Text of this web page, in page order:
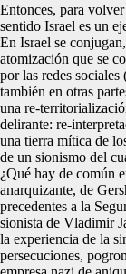
Entonces, para
sentido Israel es un
En Israel se
atomización que se
por las redes
también en otras
una re-
delirante: re-
una tierra mítica de
de un sionismo del
¿Qué hay de común
anarquizante, de
precedentes a la
sionista de Vladimir
la experiencia de la
persecuciones,